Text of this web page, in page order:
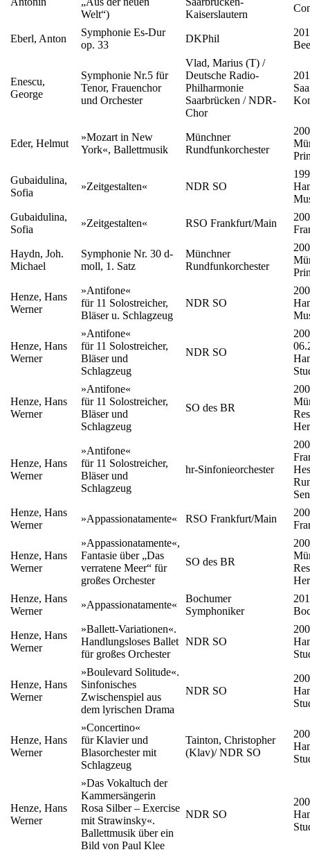
Welt“)
Kaiserslautern
Eberl, Anton
Symphonie Es-Dur
op. 33
DKPhil
Enescu,
George
Symphonie Nr.5 für
Tenor, Frauenchor
und Orchester
Vlad, Marius (T) /
Deutsche Radio-
Philharmonie
Saarbrücken / NDR-
Chor
Eder, Helmut
»Mozart in New
York«, Ballettmusik
Münchner
Rundfunkorchester
Gubaidulina,
Sofia
»Zeitgestalten« NDR SO
Gubaidulina,
Sofia
»Zeitgestalten« RSO Frankfurt/Main
Haydn, Joh.
Michael
Symphonie Nr. 30 d-
moll, 1. Satz
Münchner
Rundfunkorchester
Henze, Hans
Werner
»Antifone«
für 11 Solostreicher,
Bläser u. Schlagzeug
NDR SO
Henze, Hans
Werner
»Antifone«
für 11 Solostreicher,
Bläser und
Schlagzeug
NDR SO
Henze, Hans
Werner
»Antifone«
für 11 Solostreicher,
Bläser und
Schlagzeug
SO des BR
Henze, Hans
Werner
»Antifone«
für 11 Solostreicher,
Bläser und
Schlagzeug
hr-Sinfonieorchester
Henze, Hans
Werner
»Appassionatamente« RSO Frankfurt/Main
Henze, Hans
Werner
»Appassionatamente«,
Fantasie über „Das
verratene Meer“ für
großes Orchester
SO des BR
Henze, Hans
Werner
»Appassionatamente«
Bochumer
Symphoniker
Henze, Hans
Werner
»Ballett-Variationen«.
Handlungsloses Ballet
für großes Orchester
NDR SO
Henze, Hans
Werner
»Boulevard Solitude«.
Sinfonisches
Zwischenspiel aus
dem lyrischen Drama
NDR SO
Henze, Hans
Werner
»Concertino«
für Klavier und
Blasorchester mit
Schlagzeug
Tainton, Christopher
(Klav)/ NDR SO
Henze, Hans
Werner
»Das Vokaltuch der
Kammersängerin
Rosa Silber – Exercise
mit Strawinsky«.
Ballettmusik über ein
Bild von Paul Klee
NDR SO